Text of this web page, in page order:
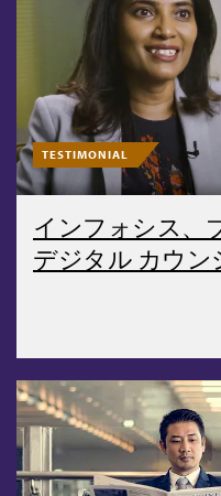
TESTIMONIAL
インフォシス、
デジタル カウン